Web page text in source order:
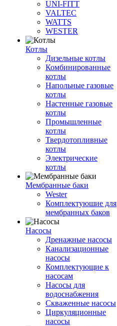
UNI-FITT
VALTEC
WATTS
WESTER
Котлы
Дизельные котлы
Комбинированные
котлы
Напольные газовые
котлы
Настенные газовые
котлы
Промышленные
котлы
Твердотопливные
котлы
Электрические
котлы
Мембранные баки
Wester
Комплектуюшие для
мембранных баков
Насосы
Дренажные насосы
Канализационные
насосы
Комплектующие к
насосам
Насосы для
водоснабжения
Скваженные насосы
Циркуляционные
насосы